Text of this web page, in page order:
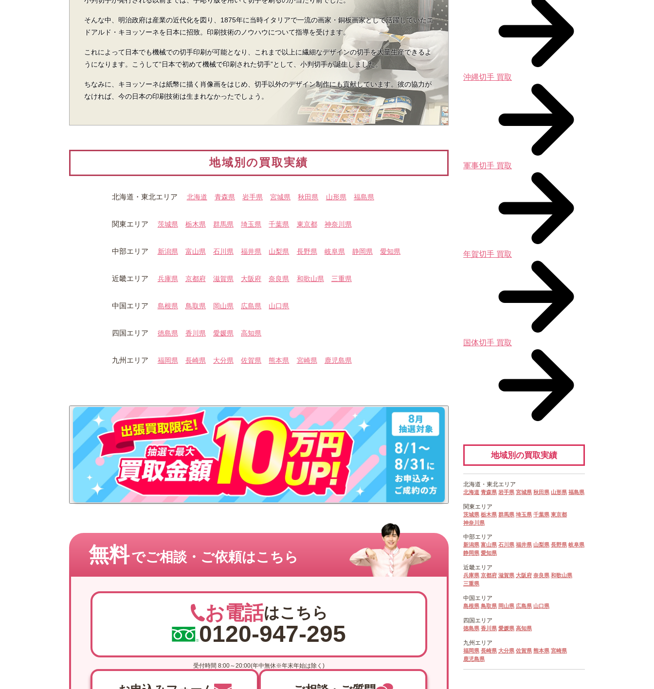
そんな中、明治政府は産業の近代化を図り、1875年に当時イタリアで一流の画家・銅板画家として活躍していたエ
ドアルド・キヨッソーネを日本に招致。印刷技術のノウハウについて指導を受けます。
これによって日本でも機械での切手印刷が可能となり、これまで以上に繊細なデザインの切手を大量生産できるよ
うになります。こうして“日本で初めて機械で印刷された切手”として、小判切手が誕生しました。
ちなみに、キヨッソーネは紙幣に描く肖像画をはじめ、切手以外のデザイン制作にも貢献しています。彼の協力が
なければ、今の日本の印刷技術は生まれなかったでしょう。
地域別の買取実績
北海道・ 東北エリア 北海道 青森県 岩手県 宮城県 秋田県 山形県 福島県
関東エリア 茨城県 栃木県 群馬県 埼玉県 千葉県 東京都 神奈川県
中部エリア 新潟県 富山県 石川県 福井県 山梨県 長野県 岐阜県 静岡県 愛知県
近畿エリア 兵庫県 京都府 滋賀県 大阪府 奈良県 和歌山県 三重県
中国エリア 島根県 鳥取県 岡山県 広島県 山口県
四国エリア 徳島県 香川県 愛媛県 高知県
九州エリア 福岡県 長崎県 大分県 佐賀県 熊本県 宮崎県 鹿児島県
無料でご相談・ ご依頼はこちら
お電話はこちら
0120-947-295
受付時間 8:00～20:00(年中無休※年末年始は除く)
沖縄切手 買取
軍事切手 買取
年賀切手 買取
国体切手 買取
地域別の買取実績
北海道・ 東北エリア
北海道 青森県 岩手県 宮城県 秋田県 山形県 福島県
関東エリア
茨城県 栃木県 群馬県 埼玉県 千葉県 東京都
神奈川県
中部エリア
新潟県 富山県 石川県 福井県 山梨県 長野県 岐阜県
静岡県 愛知県
近畿エリア
兵庫県 京都府 滋賀県 大阪府 奈良県 和歌山県
三重県
中国エリア
島根県 鳥取県 岡山県 広島県 山口県
四国エリア
徳島県 香川県 愛媛県 高知県
九州エリア
福岡県 長崎県 大分県 佐賀県 熊本県 宮崎県
鹿児島県